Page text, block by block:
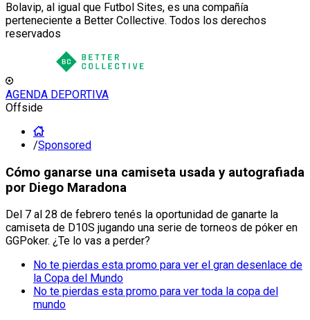
Bolavip, al igual que Futbol Sites, es una compañía
perteneciente a Better Collective. Todos los derechos
reservados
AGENDA DEPORTIVA
Offside
/Sponsored
Cómo ganarse una camiseta usada y autografiada
por Diego Maradona
Del 7 al 28 de febrero tenés la oportunidad de ganarte la
camiseta de D10S jugando una serie de torneos de póker en
GGPoker. ¿Te lo vas a perder?
No te pierdas esta promo para ver el gran desenlace de
la Copa del Mundo
No te pierdas esta promo para ver toda la copa del
mundo